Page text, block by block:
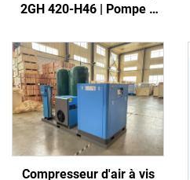
2GH 420-H46 | Pompe à
triphasée
Compresseur d'air à vis